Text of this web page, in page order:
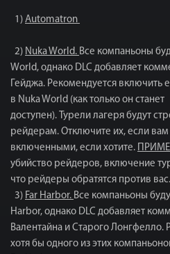
1) Automatron
2) Nuka World. Все компаньоны
World, однако DLC добавляет
Гейджа. Рекомендуется включить
в Nuka World (как только он станет
доступен). Турели лагеря будут
рейдерам. Отключите их, если вам
включенными, если хотите.
убийство рейдеров, включение
что рейдеры обратятся против вас.
3) Far Harbor. Все компаньоны
Harbor, однако DLC добавляет
Валентайна и Старого Лонгфелло.
хотя бы одного из этих